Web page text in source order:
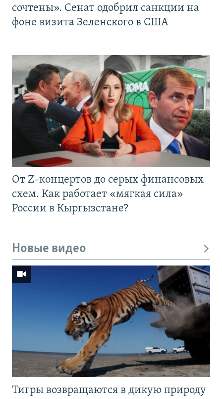
сочтены». Сенат одобрил санкции на
фоне визита Зеленского в США
От Z-концертов до серых финансовых
схем. Как работает «мягкая сила»
России в Кыргызстане?
Новые видео
Тигры возвращаются в дикую природу